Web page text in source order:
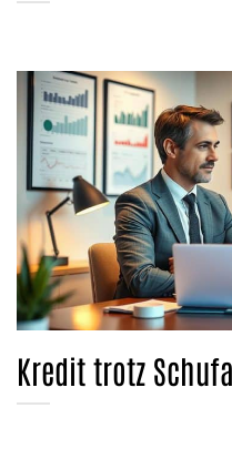
Kredit trotz Schufa